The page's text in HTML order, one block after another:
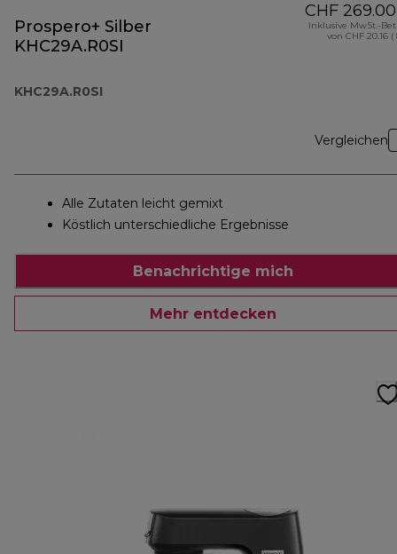
Prospero+ Silber
KHC29A.R0SI
KHC29A.R0SI
CHF 269.00
Inklusive MwSt.-
von CHF 20.16 (
Vergleichen
Alle Zutaten leicht gemixt
Köstlich unterschiedliche Ergebnisse
Benachrichtige mich
Mehr entdecken